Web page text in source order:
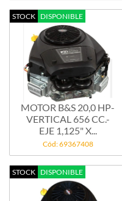
STOCK DISPONIBLE
MOTOR B&S 20,0 HP-
VERTICAL 656 CC.-
EJE 1,125" X...
Cód: 69367408
STOCK DISPONIBLE